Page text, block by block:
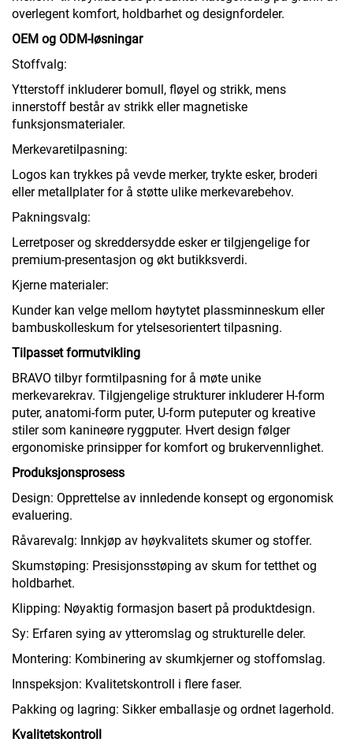
overlegent komfort, holdbarhet og designfordeler.
OEM og ODM-løsningar
Stoffvalg:
Ytterstoff inkluderer bomull, fløyel og strikk, mens
innerstoff består av strikk eller magnetiske
funksjonsmaterialer.
Merkevaretilpasning:
Logos kan trykkes på vevde merker, trykte esker, broderi
eller metallplater for å støtte ulike merkevarebehov.
Pakningsvalg:
Lerretposer og skreddersydde esker er tilgjengelige for
premium-presentasjon og økt butikksverdi.
Kjerne materialer:
Kunder kan velge mellom høytytet plassminneskum eller
bambuskolleskum for ytelsesorientert tilpasning.
Tilpasset formutvikling
BRAVO tilbyr formtilpasning for å møte unike
merkevarekrav. Tilgjengelige strukturer inkluderer H-form
puter, anatomi-form puter, U-form puteputer og kreative
stiler som kanineøre ryggputer. Hvert design følger
ergonomiske prinsipper for komfort og brukervennlighet.
Produksjonsprosess
Design: Opprettelse av innledende konsept og ergonomisk
evaluering.
Råvarevalg: Innkjøp av høykvalitets skumer og stoffer.
Skumstøping: Presisjonsstøping av skum for tetthet og
holdbarhet.
Klipping: Nøyaktig formasjon basert på produktdesign.
Sy: Erfaren sying av ytteromslag og strukturelle deler.
Montering: Kombinering av skumkjerner og stoffomslag.
Innspeksjon: Kvalitetskontroll i flere faser.
Pakking og lagring: Sikker emballasje og ordnet lagerhold.
Kvalitetskontroll